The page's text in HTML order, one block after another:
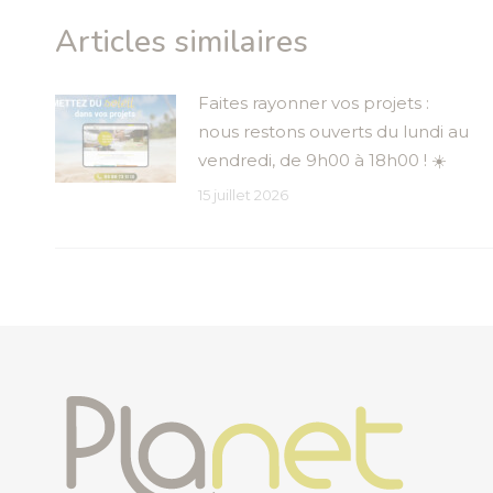
Articles similaires
Faites rayonner vos projets :
nous restons ouverts du lundi au
vendredi, de 9h00 à 18h00 ! ☀️
15 juillet 2026